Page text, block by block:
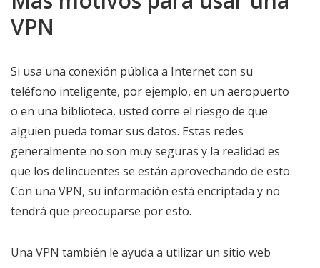
VPN
Si usa una conexión pública a Internet con su
teléfono inteligente, por ejemplo, en un aeropuerto
o en una biblioteca, usted corre el riesgo de que
alguien pueda tomar sus datos. Estas redes
generalmente no son muy seguras y la realidad es
que los delincuentes se están aprovechando de esto.
Con una VPN, su información está encriptada y no
tendrá que preocuparse por esto.
Una VPN también le ayuda a utilizar un sitio web